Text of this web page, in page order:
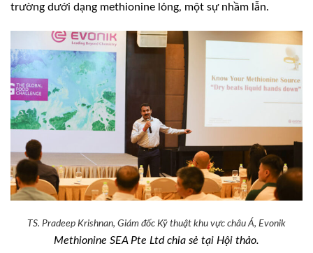
trường dưới dạng methionine lỏng, một sự nhầm lẫn.
TS. Pradeep Krishnan, Giám đốc Kỹ thuật khu vực châu Á, Evonik
Methionine SEA Pte Ltd chia sẻ tại Hội thảo.